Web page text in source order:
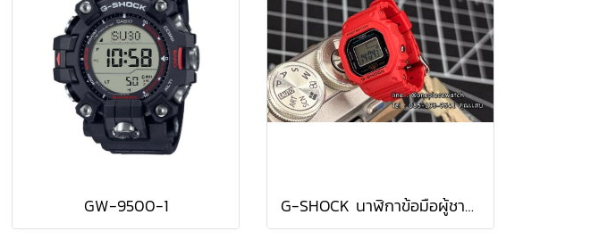
GW-9500-1 G-SHOCK นาฬิกาข้อมือผู้ชาย DWN-5600-4DR สีแดง